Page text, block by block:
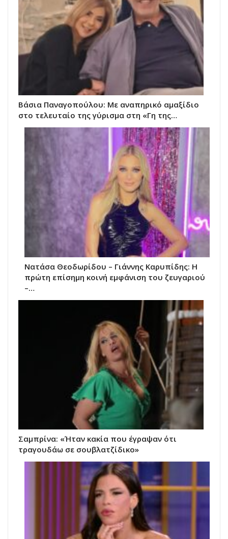
Βάσια Παναγοπούλου: Με αναπηρικό αμαξίδιο
στο τελευταίο της γύρισμα στη «Γη της…
Νατάσα Θεοδωρίδου – Γιάννης Καρυπίδης: Η
πρώτη επίσημη κοινή εμφάνιση του ζευγαριού
–…
Σαμπρίνα: «Ήταν κακία που έγραψαν ότι
τραγουδάω σε σουβλατζίδικο»